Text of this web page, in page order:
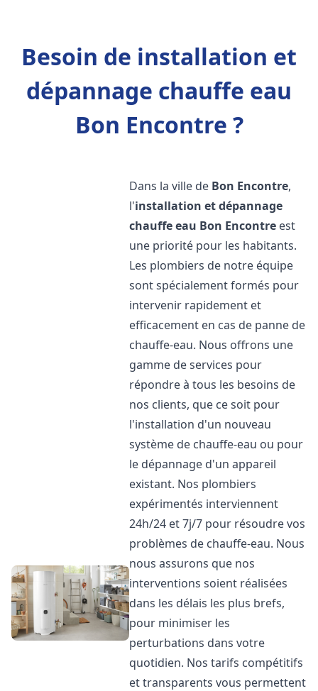
Besoin de installation et
dépannage chauffe eau
Bon Encontre ?
Dans la ville de Bon Encontre,
l'installation et dépannage
chauffe eau Bon Encontre est
une priorité pour les habitants.
Les plombiers de notre équipe
sont spécialement formés pour
intervenir rapidement et
efficacement en cas de panne de
chauffe-eau. Nous offrons une
gamme de services pour
répondre à tous les besoins de
nos clients, que ce soit pour
l'installation d'un nouveau
système de chauffe-eau ou pour
le dépannage d'un appareil
existant. Nos plombiers
expérimentés interviennent
24h/24 et 7j/7 pour résoudre vos
problèmes de chauffe-eau. Nous
nous assurons que nos
interventions soient réalisées
dans les délais les plus brefs,
pour minimiser les
perturbations dans votre
quotidien. Nos tarifs compétitifs
et transparents vous permettent